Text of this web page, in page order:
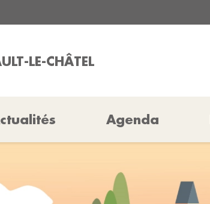
LE-CHÂTEL
Agenda